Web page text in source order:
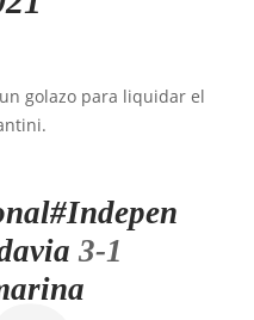
golazo para liquidar el
#Indepen
3-1